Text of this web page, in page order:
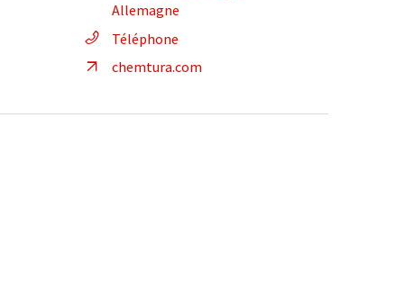
Allemagne
Téléphone
chemtura.com